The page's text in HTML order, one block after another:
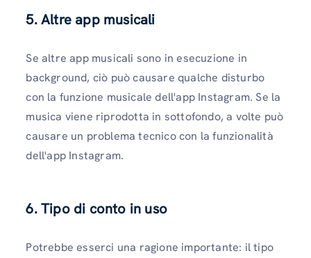
5. Altre app musicali
Se altre app musicali sono in esecuzione in
background, ciò può causare qualche disturbo
con la funzione musicale dell'app Instagram. Se la
musica viene riprodotta in sottofondo, a volte può
causare un problema tecnico con la funzionalità
dell'app Instagram.
6. Tipo di conto in uso
Potrebbe esserci una ragione importante: il tipo